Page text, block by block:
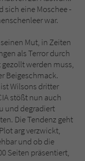
sich eine Moschee -
war.
Mut, in Zeiten
als Terror durch
werden muss,
Beigeschmack.
Wilsons dritter
stößt nun auch
und degradiert
Die Tendenz geht
arg verzwickt,
und ob die
Seiten präsentiert,